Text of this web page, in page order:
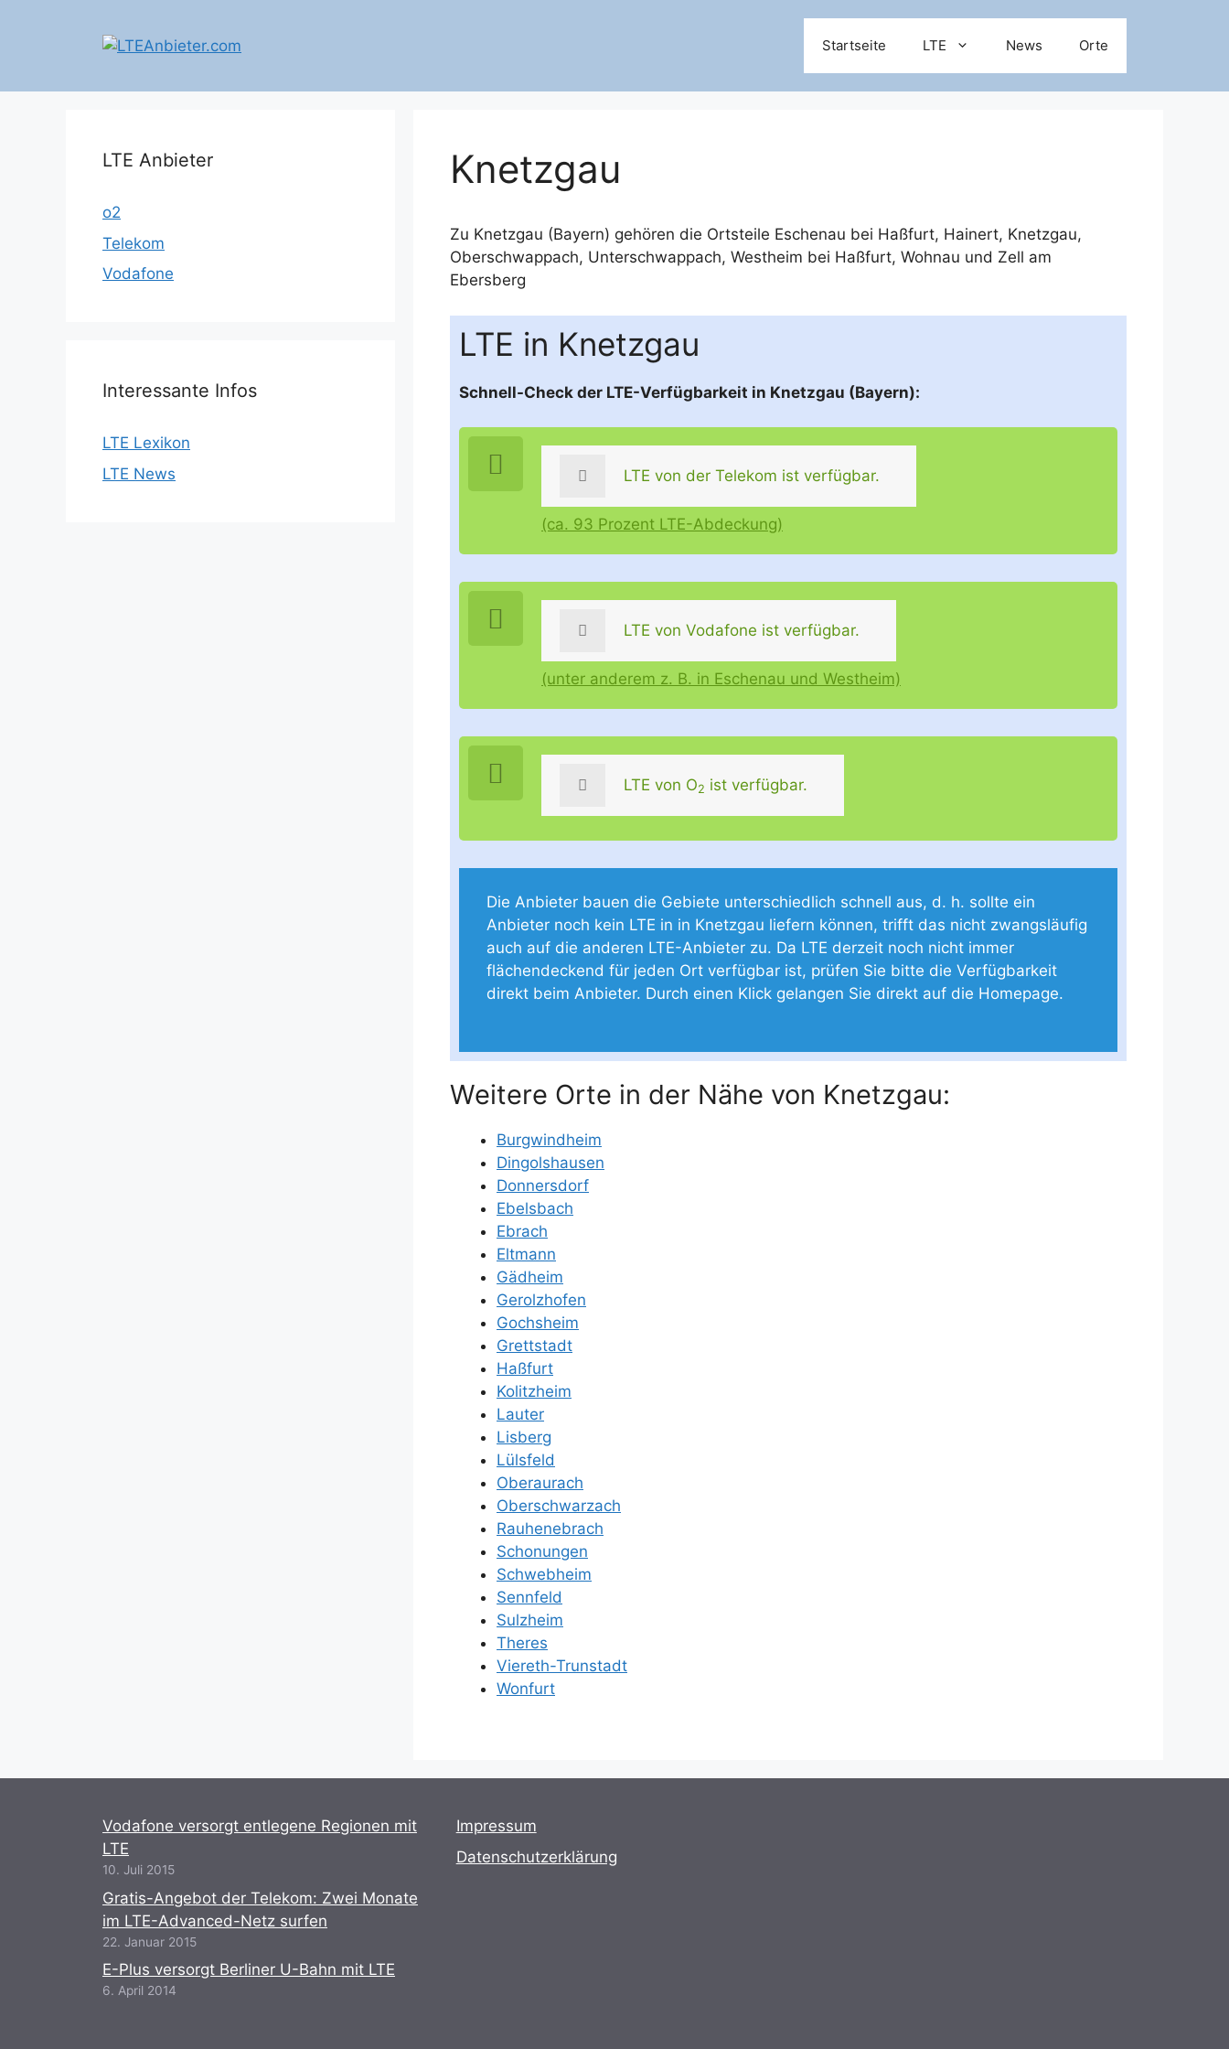
Startseite LTE News Orte
Knetzgau
Zu Knetzgau (Bayern) gehören die Ortsteile Eschenau bei Haßfurt, Hainert, Knetzgau,
Oberschwappach, Unterschwappach, Westheim bei Haßfurt, Wohnau und Zell am
Ebersberg
LTE in Knetzgau
Schnell-Check der LTE-Verfügbarkeit in Knetzgau (Bayern):
LTE von der Telekom ist verfügbar.
(ca. 93 Prozent LTE-Abdeckung)
LTE von Vodafone ist verfügbar.
(unter anderem z. B. in Eschenau und Westheim)
LTE von O2 ist verfügbar.
Die Anbieter bauen die Gebiete unterschiedlich schnell aus, d. h. sollte ein
Anbieter noch kein LTE in in Knetzgau liefern können, trifft das nicht zwangsläufig
auch auf die anderen LTE-Anbieter zu. Da LTE derzeit noch nicht immer
flächendeckend für jeden Ort verfügbar ist, prüfen Sie bitte die Verfügbarkeit
direkt beim Anbieter. Durch einen Klick gelangen Sie direkt auf die Homepage.
Weitere Orte in der Nähe von Knetzgau:
Burgwindheim
Dingolshausen
Donnersdorf
Ebelsbach
Ebrach
Eltmann
Gädheim
Gerolzhofen
Gochsheim
Grettstadt
Haßfurt
Kolitzheim
Lauter
Lisberg
Lülsfeld
Oberaurach
Oberschwarzach
Rauhenebrach
Schonungen
Schwebheim
Sennfeld
Sulzheim
Theres
Viereth-Trunstadt
Wonfurt
LTE Anbieter
o2
Telekom
Vodafone
Interessante Infos
LTE Lexikon
LTE News
Vodafone versorgt entlegene Regionen mit
LTE
10. Juli 2015
Gratis-Angebot der Telekom: Zwei Monate
im LTE-Advanced-Netz surfen
22. Januar 2015
E-Plus versorgt Berliner U-Bahn mit LTE
6. April 2014
Impressum
Datenschutzerklärung